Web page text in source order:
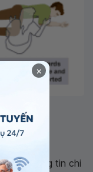
thông tin chi
×